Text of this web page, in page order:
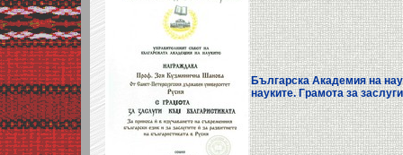
Българска Академия на
науките. Грамота за